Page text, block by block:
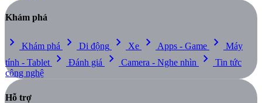
Khám phá
chevron_right Khám phá chevron_right Di động chevron_right Xe chevron_right Apps - Game chevron_right
Máy
tính - Tablet
chevron_right Đánh giá chevron_right Camera - Nghe nhìn chevron_right
Tin tức
công nghệ
Hỗ trợ